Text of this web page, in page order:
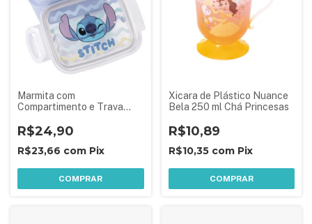
Marmita com
Compartimento e Trava
R$24,90
R$23,66 com Pix
COMPRAR
Xicara de Plástico Nuance
Bela 250 ml Chá Princesas
R$10,89
R$10,35 com Pix
COMPRAR